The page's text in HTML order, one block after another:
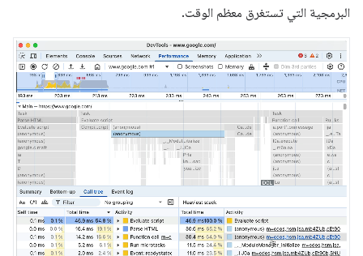
البرمجية التي تستغرق معظم الوقت.